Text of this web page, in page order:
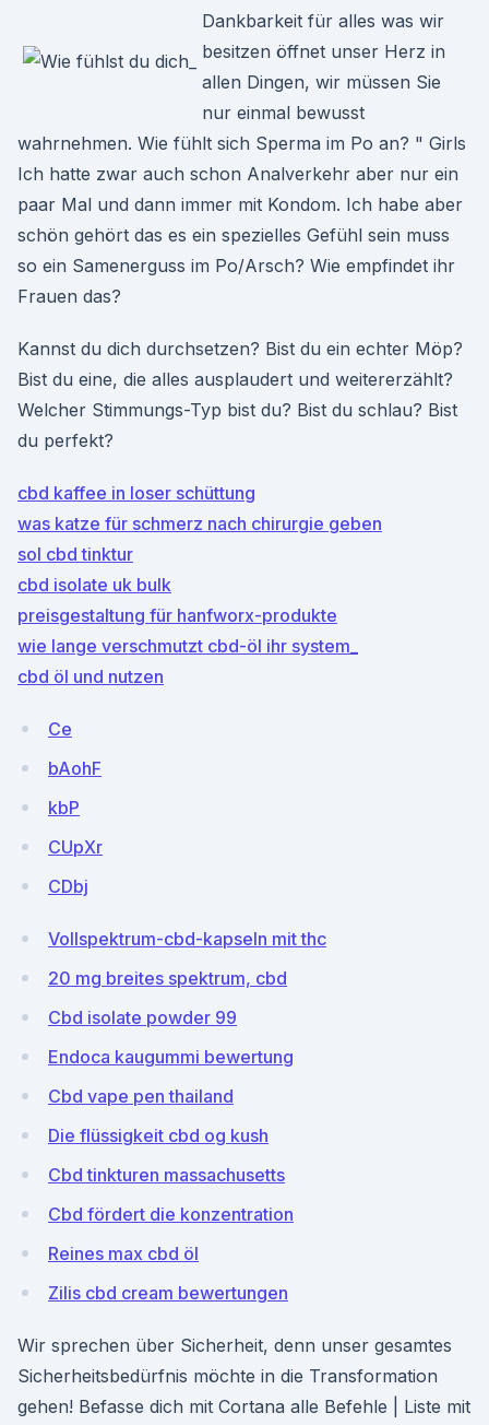
Dankbarkeit für alles was wir
besitzen öffnet unser Herz in
allen Dingen, wir müssen Sie
nur einmal bewusst
wahrnehmen. Wie fühlt sich Sperma im Po an? " Girls
Ich hatte zwar auch schon Analverkehr aber nur ein
paar Mal und dann immer mit Kondom. Ich habe aber
schön gehört das es ein spezielles Gefühl sein muss
so ein Samenerguss im Po/Arsch? Wie empfindet ihr
Frauen das?
Kannst du dich durchsetzen? Bist du ein echter Möp?
Bist du eine, die alles ausplaudert und weitererzählt?
Welcher Stimmungs-Typ bist du? Bist du schlau? Bist
du perfekt?
cbd kaffee in loser schüttung
was katze für schmerz nach chirurgie geben
sol cbd tinktur
cbd isolate uk bulk
preisgestaltung für hanfworx-produkte
wie lange verschmutzt cbd-öl ihr system_
cbd öl und nutzen
Ce
bAohF
kbP
CUpXr
CDbj
Vollspektrum-cbd-kapseln mit thc
20 mg breites spektrum, cbd
Cbd isolate powder 99
Endoca kaugummi bewertung
Cbd vape pen thailand
Die flüssigkeit cbd og kush
Cbd tinkturen massachusetts
Cbd fördert die konzentration
Reines max cbd öl
Zilis cbd cream bewertungen
Wir sprechen über Sicherheit, denn unser gesamtes
Sicherheitsbedürfnis möchte in die Transformation
gehen! Befasse dich mit Cortana alle Befehle | Liste mit